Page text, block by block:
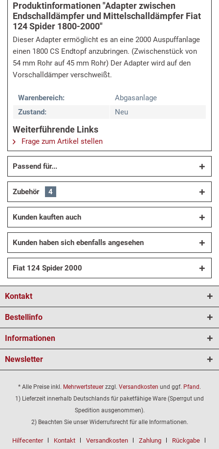
Produktinformationen "Adapter zwischen
Endschalldämpfer und Mittelschalldämpfer Fiat
124 Spider 1800-2000"
Dieser Adapter ermöglicht es an eine 2000 Auspuffanlage
einen 1800 CS Endtopf anzubringen. (Zwischenstück von
54 mm Rohr auf 45 mm Rohr) Der Adapter wird auf den
Vorschalldämper verschweißt.
Warenbereich:
Abgasanlage
Zustand:
Neu
Weiterführende Links
Frage zum Artikel stellen
Passend für...
Zubehör 4
Kunden kauften auch
Kunden haben sich ebenfalls angesehen
Fiat 124 Spider 2000
Kontakt
Bestellinfo
Informationen
Newsletter
* Alle Preise inkl. Mehrwertsteuer zzgl. Versandkosten und ggf. Pfand.
1) Lieferzeit innerhalb Deutschlands für paketfähige Ware (Sperrgut und
Spedition ausgenommen).
2) Beachten Sie unser Widerrufsrecht für alle Informationen.
Hilfecenter Kontakt Versandkosten Zahlung Rückgabe